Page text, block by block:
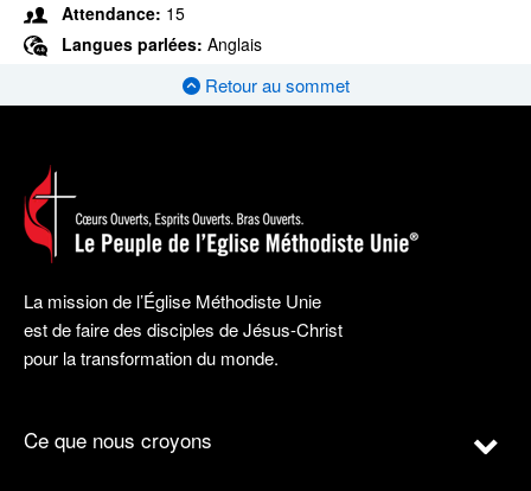
Attendance: 15
Langues parlées: Anglais
Retour au sommet
La mission de l’Église Méthodiste Unie
est de faire des disciples de Jésus-Christ
pour la transformation du monde.
Ce que nous croyons